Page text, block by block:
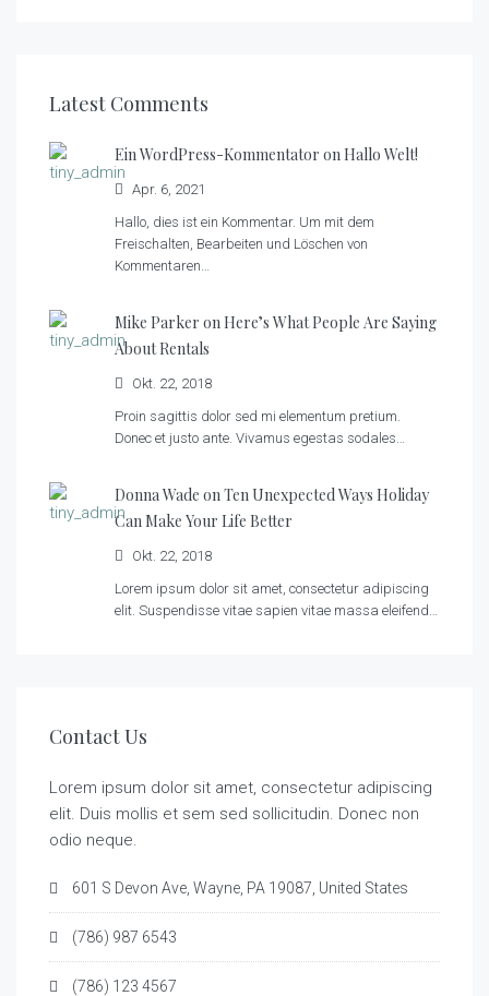
Latest Comments
Ein WordPress-Kommentator on Hallo Welt!
Apr. 6, 2021
Hallo, dies ist ein Kommentar. Um mit dem
Freischalten, Bearbeiten und Löschen von
Kommentaren…
Mike Parker on Here’s What People Are Saying
About Rentals
Okt. 22, 2018
Proin sagittis dolor sed mi elementum pretium.
Donec et justo ante. Vivamus egestas sodales…
Donna Wade on Ten Unexpected Ways Holiday
Can Make Your Life Better
Okt. 22, 2018
Lorem ipsum dolor sit amet, consectetur adipiscing
elit. Suspendisse vitae sapien vitae massa eleifend…
Contact Us
Lorem ipsum dolor sit amet, consectetur adipiscing
elit. Duis mollis et sem sed sollicitudin. Donec non
odio neque.
601 S Devon Ave, Wayne, PA 19087, United States
(786) 987 6543
(786) 123 4567